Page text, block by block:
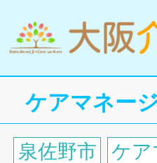
ケアマネー
泉佐野市 ケア